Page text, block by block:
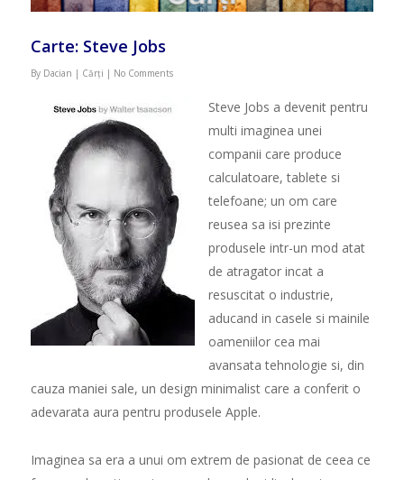
Carte: Steve Jobs
By Dacian | Cărți | No Comments
Steve Jobs a devenit pentru
multi imaginea unei
companii care produce
calculatoare, tablete si
telefoane; un om care
reusea sa isi prezinte
produsele intr-un mod atat
de atragator incat a
resuscitat o industrie,
aducand in casele si mainile
oameniilor cea mai
avansata tehnologie si, din
cauza maniei sale, un design minimalist care a conferit o
adevarata aura pentru produsele Apple.
Imaginea sa era a unui om extrem de pasionat de ceea ce